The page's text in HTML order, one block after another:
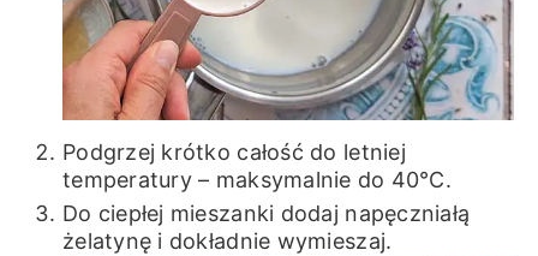
Podgrzej krótko całość do letniej
temperatury – maksymalnie do 40℃.
Do ciepłej mieszanki dodaj napęczniałą
żelatynę i dokładnie wymieszaj.